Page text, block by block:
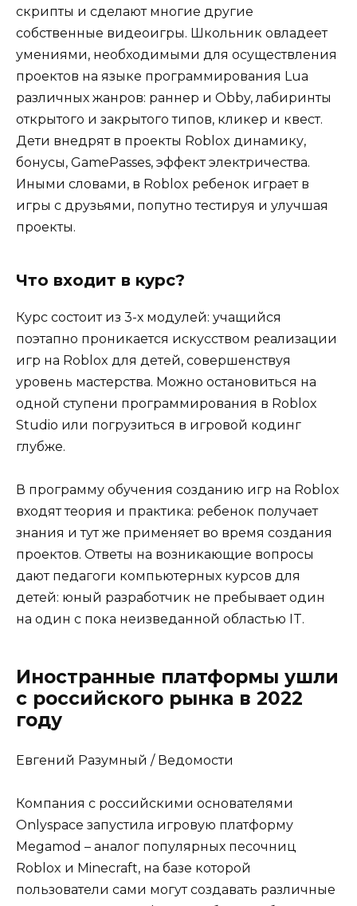
скрипты и сделают многие другие
собственные видеоигры. Школьник овладеет
умениями, необходимыми для осуществления
проектов на языке программирования Lua
различных жанров: раннер и Obby, лабиринты
открытого и закрытого типов, кликер и квест.
Дети внедрят в проекты Roblox динамику,
бонусы, GamePasses, эффект электричества.
Иными словами, в Roblox ребенок играет в
игры с друзьями, попутно тестируя и улучшая
проекты.
Что входит в курс?
Курс состоит из 3-х модулей: учащийся
поэтапно проникается искусством реализации
игр на Roblox для детей, совершенствуя
уровень мастерства. Можно остановиться на
одной ступени программирования в Roblox
Studio или погрузиться в игровой кодинг
глубже.
В программу обучения созданию игр на Roblox
входят теория и практика: ребенок получает
знания и тут же применяет во время создания
проектов. Ответы на возникающие вопросы
дают педагоги компьютерных курсов для
детей: юный разработчик не пребывает один
на один с пока неизведанной областью IT.
Иностранные платформы ушли
с российского рынка в 2022
году
Евгений Разумный / Ведомости
Компания с российскими основателями
Onlyspace запустила игровую платформу
Megamod – аналог популярных песочниц
Roblox и Minecraft, на базе которой
пользователи сами могут создавать различные